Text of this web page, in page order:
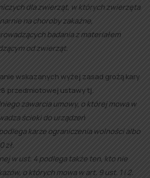
dla zwierząt, w których zwierzęta
na choroby zakaźne,
badania z materiałem
od zwierząt.
wskazanych wyżej zasad grożą kary
przedmiotowej ustawy tj.
zawarcia umowy, o której mowa w
ścieki do urządzeń
karze ograniczenia wolności albo
zł.
w ust. 4 podlega także ten, kto nie
o których mowa w art. 9 ust. 1 i 2.